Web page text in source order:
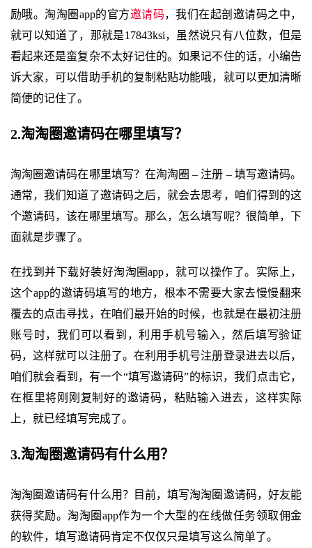
励哦。淘淘圈app的官方邀请码，我们在起剖邀请码之中，
就可以知道了，那就是17843ksi，虽然说只有八位数，但是
看起来还是蛮复杂不太好记住的。如果记不住的话，小编告
诉大家，可以借助手机的复制粘贴功能哦，就可以更加清晰
简便的记住了。
2.淘淘圈邀请码在哪里填写？
淘淘圈邀请码在哪里填写？在淘淘圈 – 注册 – 填写邀请码。
通常，我们知道了邀请码之后，就会去思考，咱们得到的这
个邀请码，该在哪里填写。那么，怎么填写呢？很简单，下
面就是步骤了。
在找到并下载好装好淘淘圈app，就可以操作了。实际上，
这个app的邀请码填写的地方，根本不需要大家去慢慢翻来
覆去的点击寻找，在咱们最开始的时候，也就是在最初注册
账号时，我们可以看到，利用手机号输入，然后填写验证
码，这样就可以注册了。在利用手机号注册登录进去以后，
咱们就会看到，有一个“填写邀请码”的标识，我们点击它，
在框里将刚刚复制好的邀请码，粘贴输入进去，这样实际
上，就已经填写完成了。
3.淘淘圈邀请码有什么用？
淘淘圈邀请码有什么用？目前，填写淘淘圈邀请码，好友能
获得奖励。淘淘圈app作为一个大型的在线做任务领取佣金
的软件，填写邀请码肯定不仅仅只是填写这么简单了。